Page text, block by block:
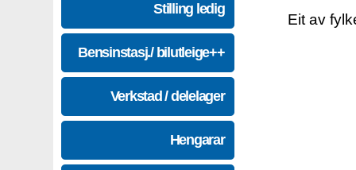
Stilling ledig
Bensinstasj./ bilutleige++
Verkstad / delelager
Hengarar
Eit av